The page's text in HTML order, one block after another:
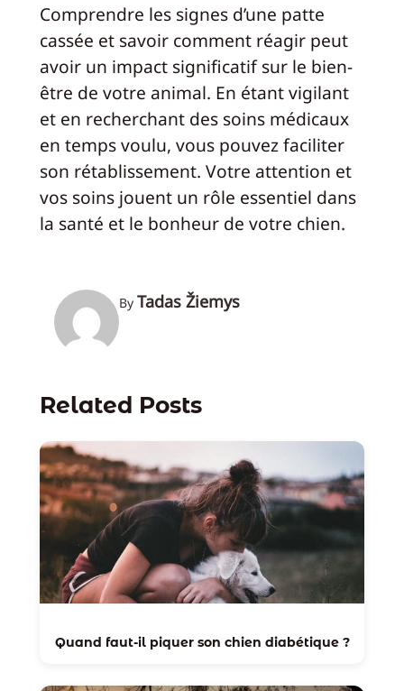
Comprendre les signes d’une patte
cassée et savoir comment réagir peut
avoir un impact significatif sur le bien-
être de votre animal. En étant vigilant
et en recherchant des soins médicaux
en temps voulu, vous pouvez faciliter
son rétablissement. Votre attention et
vos soins jouent un rôle essentiel dans
la santé et le bonheur de votre chien.
By Tadas Žiemys
Related Posts
Quand faut-il piquer son chien diabétique ?